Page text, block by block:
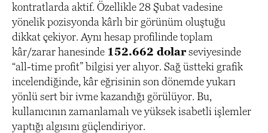
kontratlarda aktif. Özellikle 28 Şubat vadesine
yönelik pozisyonda kârlı bir görünüm oluştuğu
dikkat çekiyor. Aynı hesap profilinde toplam
kâr/zarar hanesinde 152.662 dolarseviyesinde
“all-time profit” bilgisi yer alıyor. Sağ üstteki grafik
incelendiğinde, kâr eğrisinin son dönemde yukarı
yönlü sert bir ivme kazandığı görülüyor. Bu,
kullanıcının zamanlamalı ve yüksek isabetli işlemler
yaptığı algısını güçlendiriyor.